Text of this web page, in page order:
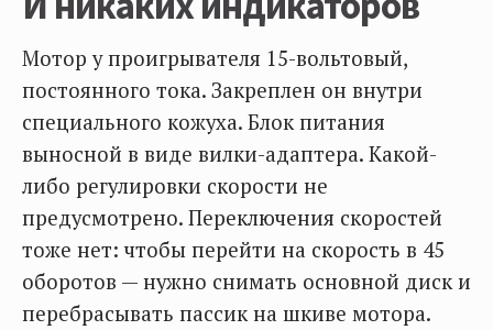
Мотор у проигрывателя 15-вольтовый,
постоянного тока. Закреплен он внутри
специального кожуха. Блок питания
выносной в виде вилки-адаптера. Какой-
либо регулировки скорости не
предусмотрено. Переключения скоростей
тоже нет: чтобы перейти на скорость в 45
оборотов — нужно снимать основной диск и
перебрасывать пассик на шкиве мотора.